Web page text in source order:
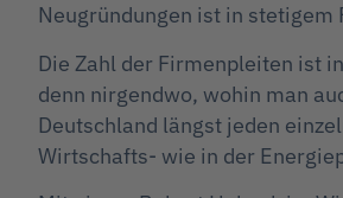
Neugründungen ist in stetigem
Die Zahl der Firmenpleiten ist
denn nirgendwo, wohin man
Deutschland längst jeden
Wirtschafts- wie in der